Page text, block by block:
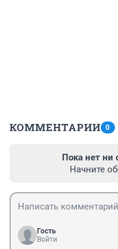
КОММЕНТАРИИ 0
Пока нет ни
Начните
Гость
Войти